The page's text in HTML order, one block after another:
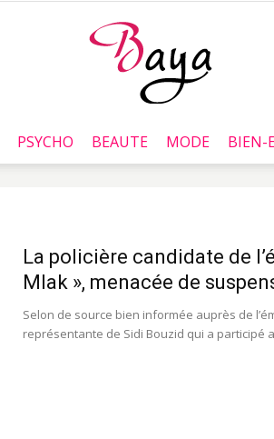
Baya.tn
PSYCHO BEAUTE MODE BIEN-
La policière candidate de
Mlak », menacée de
Selon de source bien informée auprès de
représentante de Sidi Bouzid qui a participé